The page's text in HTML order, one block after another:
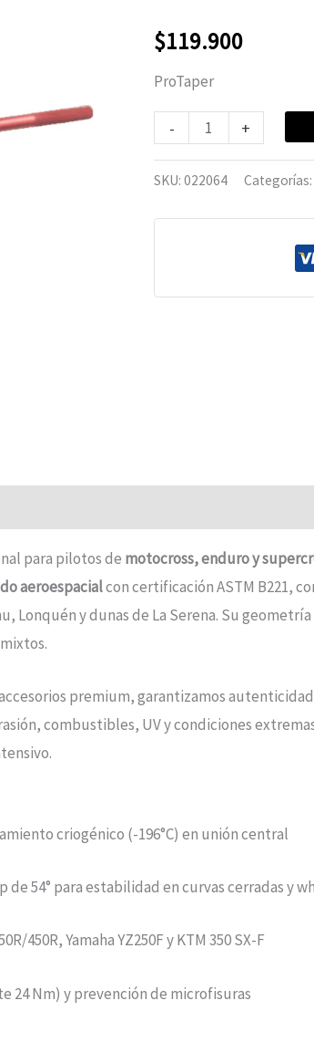
$119.900
ProTaper
-
cantidad
+
SKU: 022064 Categorías:
para pilotos de motocross, enduro y
aeroespacialcon certificación ASTM B221,
Lonquén y dunas de La Serena. Su
premium, garantizamos
combustibles, UV y condiciones
criogénico (-196°C) en unión central
de 54° para estabilidad en curvas cerradas y
450R, Yamaha YZ250F y KTM 350 SX-F
24 Nm) y prevención de microfisuras